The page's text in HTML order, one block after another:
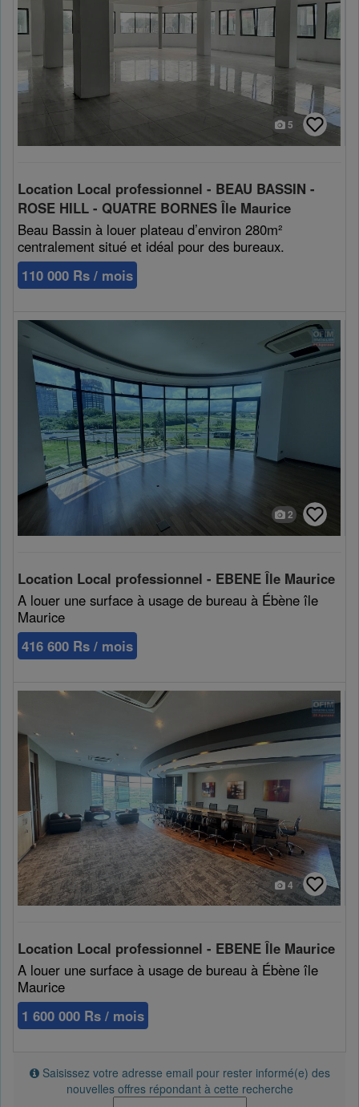
5
Location Local professionnel - BEAU BASSIN -
ROSE HILL - QUATRE BORNES Île Maurice
Beau Bassin à louer plateau d’environ 280m²
centralement situé et idéal pour des bureaux.
110 000 Rs / mois
2
Location Local professionnel - EBENE Île Maurice
A louer une surface à usage de bureau à Ébène île
Maurice
416 600 Rs / mois
4
Location Local professionnel - EBENE Île Maurice
A louer une surface à usage de bureau à Ébène île
Maurice
1 600 000 Rs / mois
Saisissez votre adresse email pour rester informé(e) des
nouvelles offres répondant à cette recherche